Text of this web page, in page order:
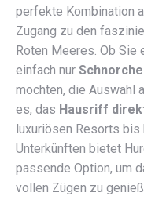
perfekte Kombination
Zugang zu den
Roten Meeres. Ob Sie
einfach nur
möchten, die Auswahl
es, das Hausriff
luxuriösen Resorts
Unterkünften bietet
passende Option, um
vollen Zügen zu